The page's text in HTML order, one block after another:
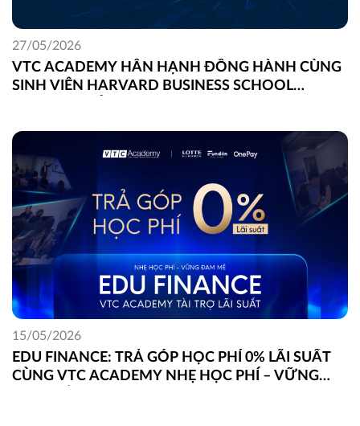
VTC ACADEMY HÂN HẠNH ĐỒNG HÀNH CÙNG
SINH VIÊN HARVARD BUSINESS SCHOOL
27/05/2026
EDU FINANCE: TRẢ GÓP HỌC PHÍ 0% LÃI SUẤT
CÙNG VTC ACADEMY NHẸ HỌC PHÍ – VỮNG
15/05/2026